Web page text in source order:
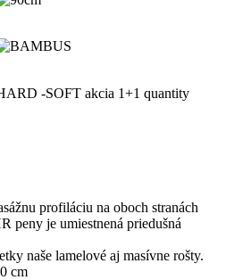
-SOFT akcia 1+1 quantity
profiláciu na oboch stranách
peny je umiestnená priedušná
naše lamelové aj masívne rošty.
cm